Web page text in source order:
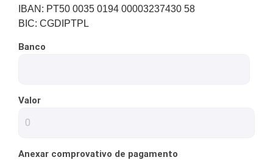
IBAN: PT50 0035 0194 00003237430 58
BIC: CGDIPTPL
Banco
Valor
Anexar comprovativo de pagamento